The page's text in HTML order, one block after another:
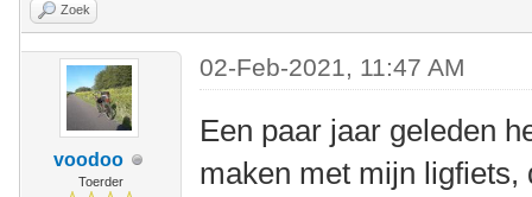
Zoek
voodoo
Toerder
02-Feb-2021, 11:47 AM
Een paar jaar geleden
maken met mijn